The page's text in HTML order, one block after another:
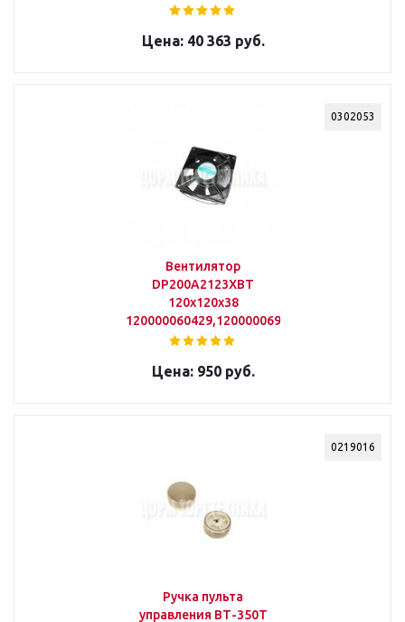
40 363 руб.
0302053
Вентилятор
DP200A2123XBT
120х120х38
120000060429,120000069331
950 руб.
0219016
Ручка пульта
управления ВТ-350Т